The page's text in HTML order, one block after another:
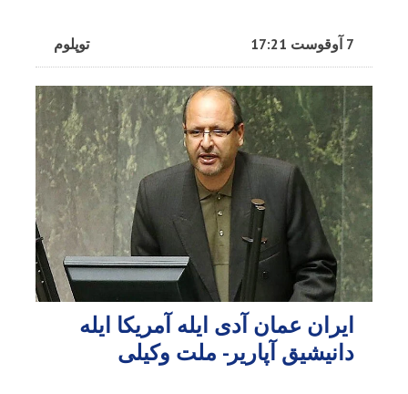
توپلوم 7 آوقوست 17:21
ایران عمان آدی ایله آمریکا ایله
دانیشیق آپاریر- ملت وکیلی